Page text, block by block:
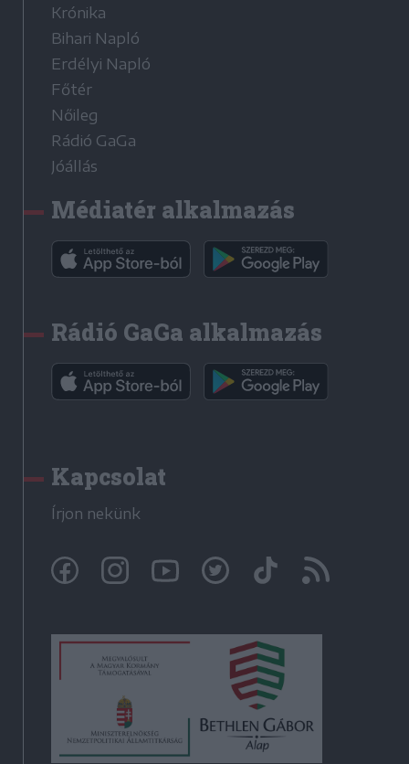
Krónika
Bihari Napló
Erdélyi Napló
Főtér
Nőileg
Rádió GaGa
Jóállás
Médiatér alkalmazás
Rádió GaGa alkalmazás
Kapcsolat
Írjon nekünk